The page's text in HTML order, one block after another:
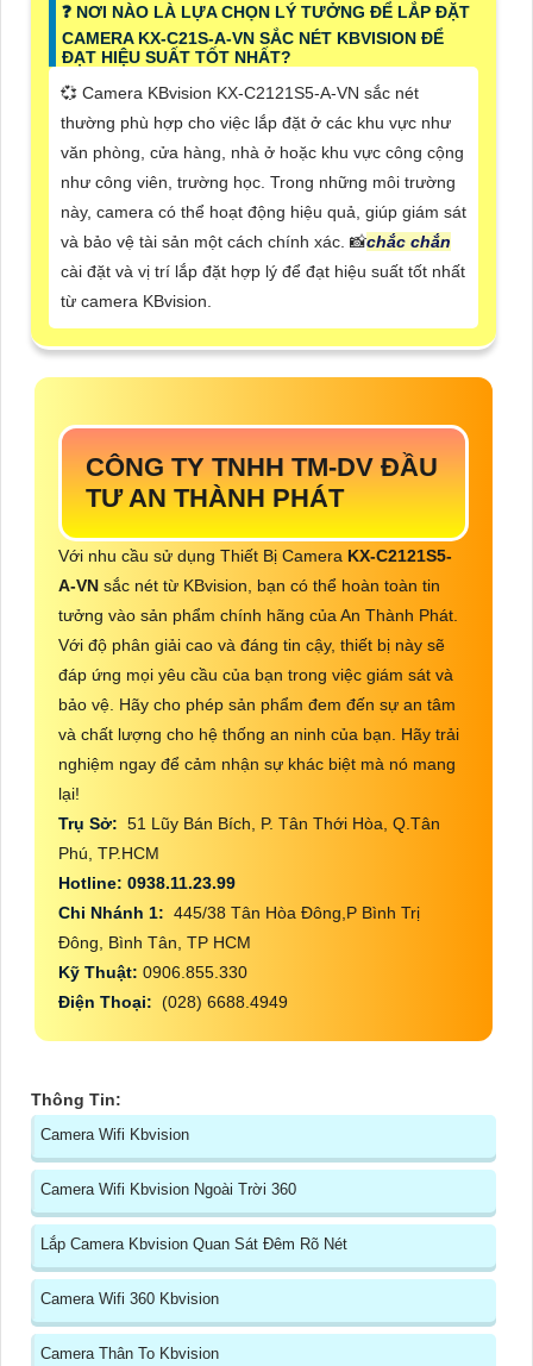
️❓ NƠI NÀO LÀ LỰA CHỌN LÝ TƯỞNG ĐỂ LẮP ĐẶT
CAMERA KX-C21S-A-VN SẮC NÉT KBVISION ĐỂ
ĐẠT HIỆU SUẤT TỐT NHẤT?
💞 Camera KBvision KX-C2121S5-A-VN sắc nét
thường phù hợp cho việc lắp đặt ở các khu vực như
văn phòng, cửa hàng, nhà ở hoặc khu vực công cộng
như công viên, trường học. Trong những môi trường
này, camera có thể hoạt động hiệu quả, giúp giám sát
và bảo vệ tài sản một cách chính xác. 📸chắc chắn
cài đặt và vị trí lắp đặt hợp lý để đạt hiệu suất tốt nhất
từ camera KBvision.
CÔNG TY TNHH TM-DV ĐẦU
TƯ AN THÀNH PHÁT
Với nhu cầu sử dụng Thiết Bị Camera KX-C2121S5-
A-VN sắc nét từ KBvision, bạn có thể hoàn toàn tin
tưởng vào sản phẩm chính hãng của An Thành Phát.
Với độ phân giải cao và đáng tin cậy, thiết bị này sẽ
đáp ứng mọi yêu cầu của bạn trong việc giám sát và
bảo vệ. Hãy cho phép sản phẩm đem đến sự an tâm
và chất lượng cho hệ thống an ninh của bạn. Hãy trải
nghiệm ngay để cảm nhận sự khác biệt mà nó mang
lại!
Trụ Sở: 51 Lũy Bán Bích, P. Tân Thới Hòa, Q.Tân
Phú, TP.HCM
Hotline: 0938.11.23.99
Chi Nhánh 1: 445/38 Tân Hòa Đông,P Bình Trị
Đông, Bình Tân, TP HCM
Kỹ Thuật: 0906.855.330
Điện Thoại: (028) 6688.4949
Thông Tin:
Camera Wifi Kbvision
Camera Wifi Kbvision Ngoài Trời 360
Lắp Camera Kbvision Quan Sát Đêm Rõ Nét
Camera Wifi 360 Kbvision
Camera Thân To Kbvision